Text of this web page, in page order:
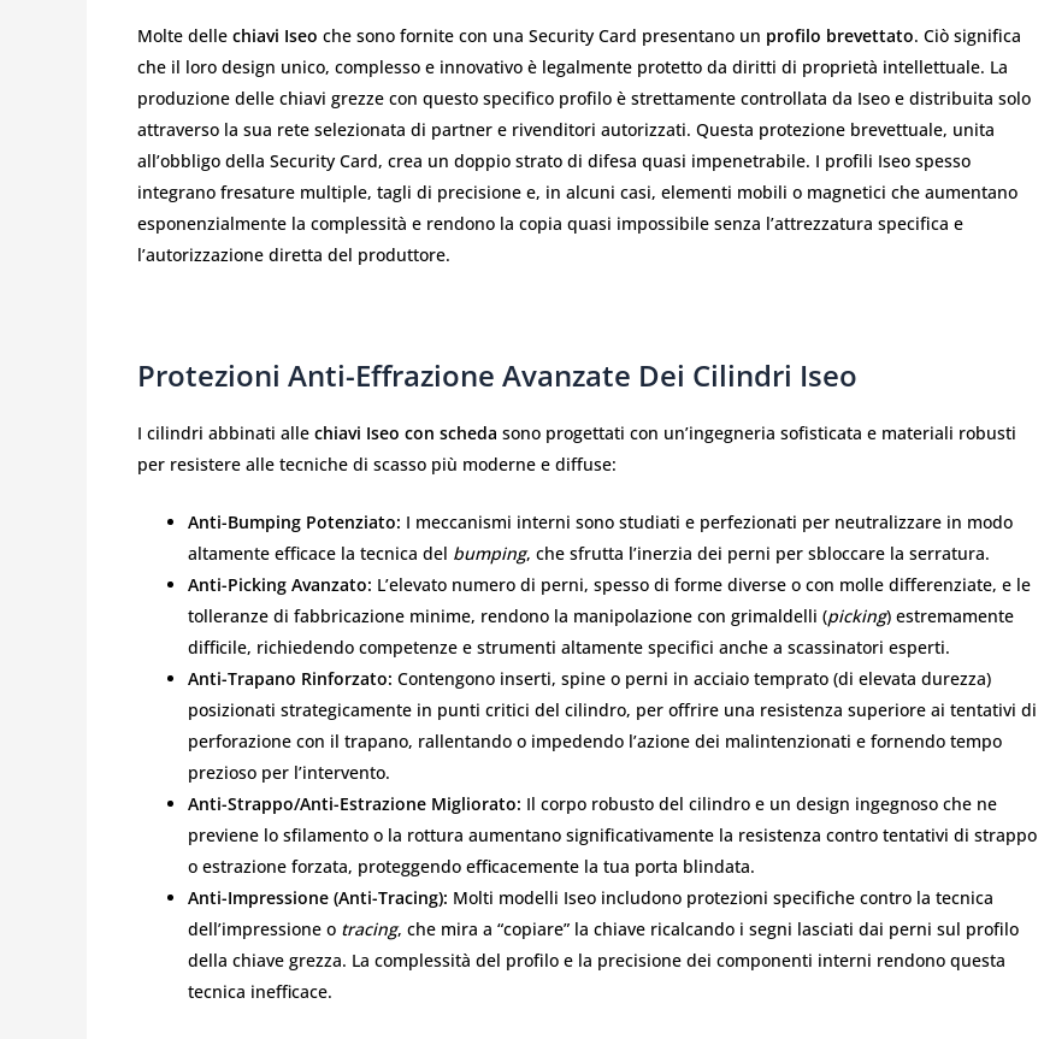
Molte delle chiavi Iseo che sono fornite con una Security Card presentano un profilo brevettato. Ciò significa
che il loro design unico, complesso e innovativo è legalmente protetto da diritti di proprietà intellettuale. La
produzione delle chiavi grezze con questo specifico profilo è strettamente controllata da Iseo e distribuita solo
attraverso la sua rete selezionata di partner e rivenditori autorizzati. Questa protezione brevettuale, unita
all’obbligo della Security Card, crea un doppio strato di difesa quasi impenetrabile. I profili Iseo spesso
integrano fresature multiple, tagli di precisione e, in alcuni casi, elementi mobili o magnetici che aumentano
esponenzialmente la complessità e rendono la copia quasi impossibile senza l’attrezzatura specifica e
l’autorizzazione diretta del produttore.
Protezioni Anti-Effrazione Avanzate Dei Cilindri Iseo
I cilindri abbinati alle chiavi Iseo con scheda sono progettati con un’ingegneria sofisticata e materiali robusti
per resistere alle tecniche di scasso più moderne e diffuse:
Anti-Bumping Potenziato: I meccanismi interni sono studiati e perfezionati per neutralizzare in modo
altamente efficace la tecnica del bumping, che sfrutta l’inerzia dei perni per sbloccare la serratura.
Anti-Picking Avanzato: L’elevato numero di perni, spesso di forme diverse o con molle differenziate, e le
tolleranze di fabbricazione minime, rendono la manipolazione con grimaldelli (picking) estremamente
difficile, richiedendo competenze e strumenti altamente specifici anche a scassinatori esperti.
Anti-Trapano Rinforzato: Contengono inserti, spine o perni in acciaio temprato (di elevata durezza)
posizionati strategicamente in punti critici del cilindro, per offrire una resistenza superiore ai tentativi di
perforazione con il trapano, rallentando o impedendo l’azione dei malintenzionati e fornendo tempo
prezioso per l’intervento.
Anti-Strappo/Anti-Estrazione Migliorato: Il corpo robusto del cilindro e un design ingegnoso che ne
previene lo sfilamento o la rottura aumentano significativamente la resistenza contro tentativi di strappo
o estrazione forzata, proteggendo efficacemente la tua porta blindata.
Anti-Impressione (Anti-Tracing): Molti modelli Iseo includono protezioni specifiche contro la tecnica
dell’impressione o tracing, che mira a “copiare” la chiave ricalcando i segni lasciati dai perni sul profilo
della chiave grezza. La complessità del profilo e la precisione dei componenti interni rendono questa
tecnica inefficace.